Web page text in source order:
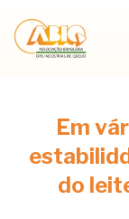
Em
do